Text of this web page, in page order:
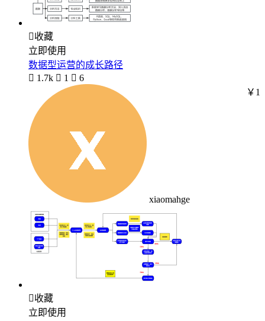
收藏
立即使用
数据型运营的成长路径
 1.7k  1  6
xiaomahge
￥1
收藏
立即使用